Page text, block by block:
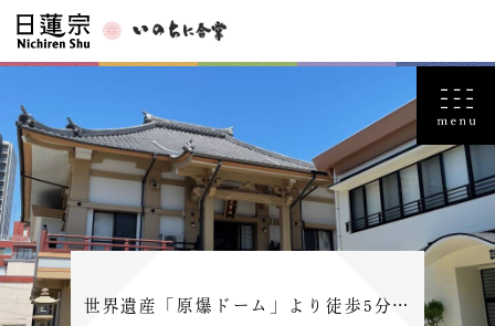
世界遺産「原爆ドーム」より徒歩5分…